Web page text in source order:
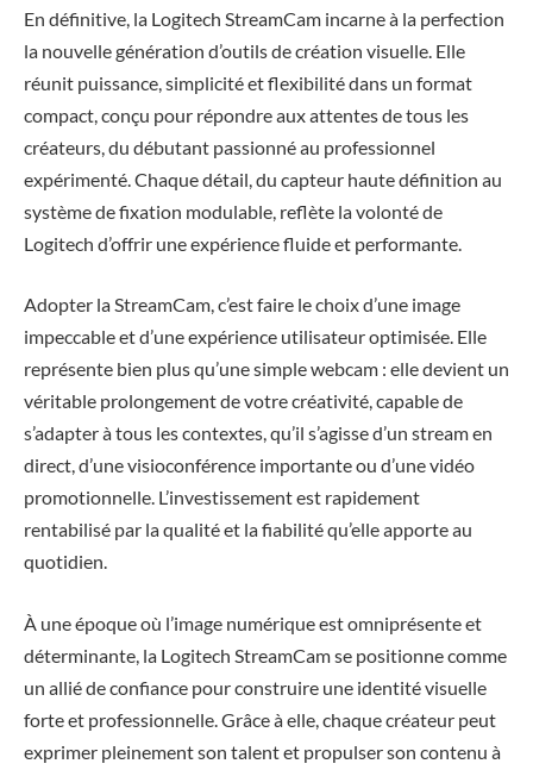
En définitive, la Logitech StreamCam incarne à la perfection
la nouvelle génération d’outils de création visuelle. Elle
réunit puissance, simplicité et flexibilité dans un format
compact, conçu pour répondre aux attentes de tous les
créateurs, du débutant passionné au professionnel
expérimenté. Chaque détail, du capteur haute définition au
système de fixation modulable, reflète la volonté de
Logitech d’offrir une expérience fluide et performante.
Adopter la StreamCam, c’est faire le choix d’une image
impeccable et d’une expérience utilisateur optimisée. Elle
représente bien plus qu’une simple webcam : elle devient un
véritable prolongement de votre créativité, capable de
s’adapter à tous les contextes, qu’il s’agisse d’un stream en
direct, d’une visioconférence importante ou d’une vidéo
promotionnelle. L’investissement est rapidement
rentabilisé par la qualité et la fiabilité qu’elle apporte au
quotidien.
À une époque où l’image numérique est omniprésente et
déterminante, la Logitech StreamCam se positionne comme
un allié de confiance pour construire une identité visuelle
forte et professionnelle. Grâce à elle, chaque créateur peut
exprimer pleinement son talent et propulser son contenu à